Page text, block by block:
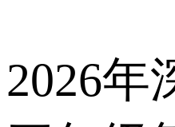
2026年